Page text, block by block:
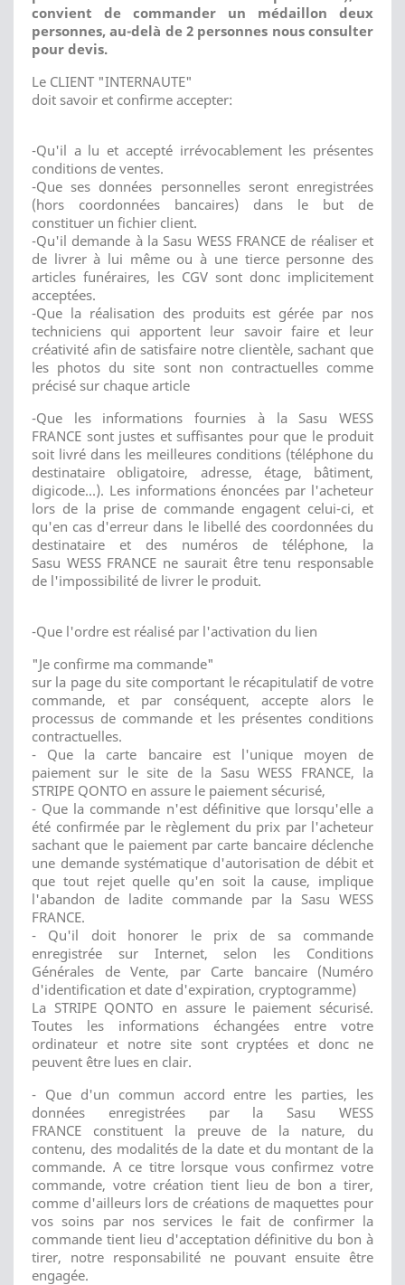
convient de commander un médaillon deux
personnes, au-delà de 2 personnes nous consulter
pour devis.
Le CLIENT "INTERNAUTE"
doit savoir et confirme accepter:
-Qu'il a lu et accepté irrévocablement les présentes
conditions de ventes.
-Que ses données personnelles seront enregistrées
(hors coordonnées bancaires) dans le but de
constituer un fichier client.
-Qu'il demande à la Sasu WESS FRANCE de réaliser et
de livrer à lui même ou à une tierce personne des
articles funéraires, les CGV sont donc implicitement
acceptées.
-Que la réalisation des produits est gérée par nos
techniciens qui apportent leur savoir faire et leur
créativité afin de satisfaire notre clientèle, sachant que
les photos du site sont non contractuelles comme
précisé sur chaque article
-Que les informations fournies à la Sasu WESS
FRANCE sont justes et suffisantes pour que le produit
soit livré dans les meilleures conditions (téléphone du
destinataire obligatoire, adresse, étage, bâtiment,
digicode...). Les informations énoncées par l'acheteur
lors de la prise de commande engagent celui-ci, et
qu'en cas d'erreur dans le libellé des coordonnées du
destinataire et des numéros de téléphone, la
Sasu WESS FRANCE ne saurait être tenu responsable
de l'impossibilité de livrer le produit.
-Que l'ordre est réalisé par l'activation du lien
"Je confirme ma commande"
sur la page du site comportant le récapitulatif de votre
commande, et par conséquent, accepte alors le
processus de commande et les présentes conditions
contractuelles.
- Que la carte bancaire est l'unique moyen de
paiement sur le site de la Sasu WESS FRANCE, la
STRIPE QONTO en assure le paiement sécurisé,
- Que la commande n'est définitive que lorsqu'elle a
été confirmée par le règlement du prix par l'acheteur
sachant que le paiement par carte bancaire déclenche
une demande systématique d'autorisation de débit et
que tout rejet quelle qu'en soit la cause, implique
l'abandon de ladite commande par la Sasu WESS
FRANCE.
- Qu'il doit honorer le prix de sa commande
enregistrée sur Internet, selon les Conditions
Générales de Vente, par Carte bancaire (Numéro
d'identification et date d'expiration, cryptogramme)
La STRIPE QONTO en assure le paiement sécurisé.
Toutes les informations échangées entre votre
ordinateur et notre site sont cryptées et donc ne
peuvent être lues en clair.
- Que d'un commun accord entre les parties, les
données enregistrées par la Sasu WESS
FRANCE constituent la preuve de la nature, du
contenu, des modalités de la date et du montant de la
commande. A ce titre lorsque vous confirmez votre
commande, votre création tient lieu de bon a tirer,
comme d'ailleurs lors de créations de maquettes pour
vos soins par nos services le fait de confirmer la
commande tient lieu d'acceptation définitive du bon à
tirer, notre responsabilité ne pouvant ensuite être
engagée.